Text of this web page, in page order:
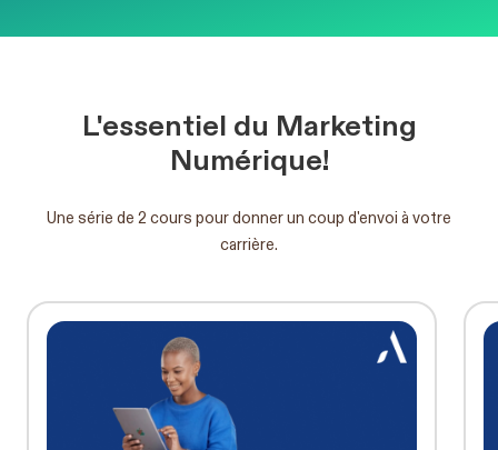
L'essentiel du Marketing
Numérique!
Une série de 2 cours pour donner un coup d'envoi à votre
carrière.